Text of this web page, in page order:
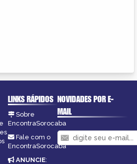
LINKS RÁPIDOS
Sobre
EncontraSorocaba
Fale com o
EncontraSorocaba
ANUNCIE:
NOVIDADES POR E-
MAIL